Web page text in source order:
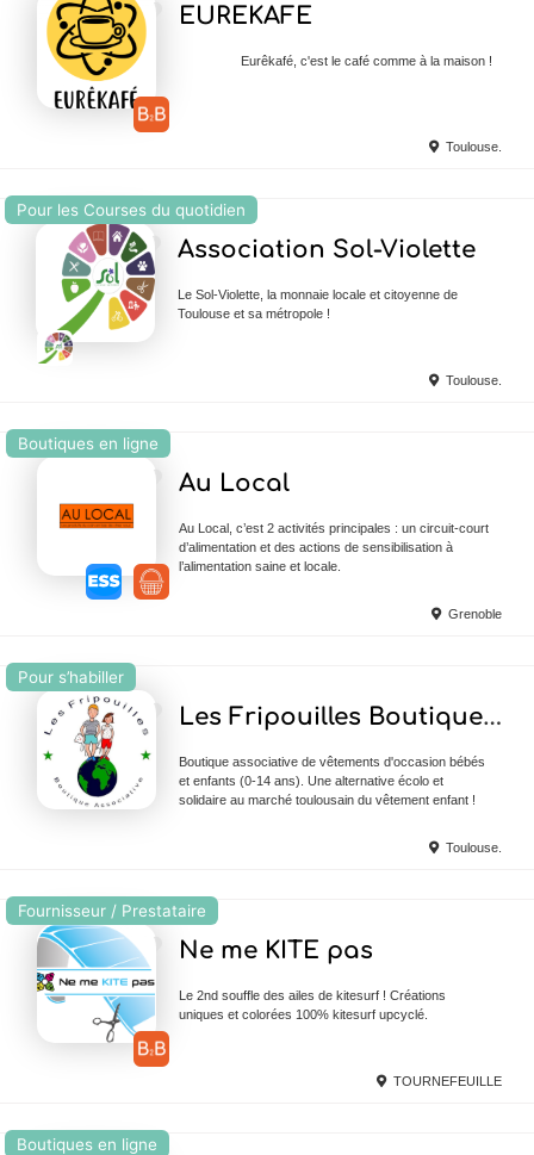
EUREKAFE
Eurêkafé, c'est le café comme à la maison !
Toulouse.
Pour les Courses du quotidien
Association Sol-Violette
Le Sol-Violette, la monnaie locale et citoyenne de
Toulouse et sa métropole !
Toulouse.
Boutiques en ligne
Au Local
Au Local, c’est 2 activités principales : un circuit-court
d’alimentation et des actions de sensibilisation à
l’alimentation saine et locale.
Grenoble
Pour s’habiller
Les Fripouilles Boutique Associative
Boutique associative de vêtements d'occasion bébés
et enfants (0-14 ans). Une alternative écolo et
solidaire au marché toulousain du vêtement enfant !
Toulouse.
Fournisseur / Prestataire
Ne me KITE pas
Le 2nd souffle des ailes de kitesurf ! Créations
uniques et colorées 100% kitesurf upcyclé.
TOURNEFEUILLE
Boutiques en ligne